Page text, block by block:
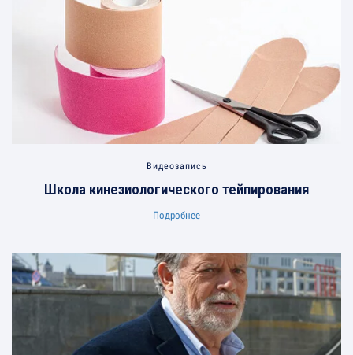
Видеозапись
Школа кинезиологического тейпирования
Подробнее